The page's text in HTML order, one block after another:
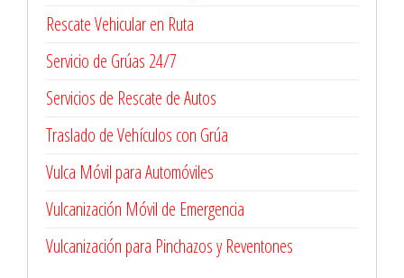
Rescate Vehicular en Ruta
Servicio de Grúas 24/7
Servicios de Rescate de Autos
Traslado de Vehículos con Grúa
Vulca Móvil para Automóviles
Vulcanización Móvil de Emergencia
Vulcanización para Pinchazos y Reventones